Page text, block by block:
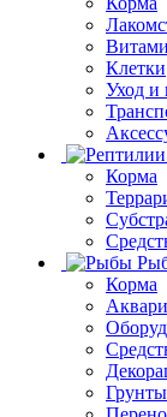
Клетки
Уход и
Корма
Корма
Грунты